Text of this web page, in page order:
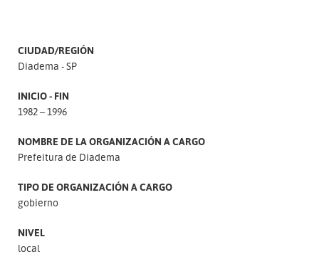
CIUDAD/REGIÓN
Diadema - SP
INICIO - FIN
1982 – 1996
NOMBRE DE LA ORGANIZACIÓN A CARGO
Prefeitura de Diadema
TIPO DE ORGANIZACIÓN A CARGO
gobierno
NIVEL
local